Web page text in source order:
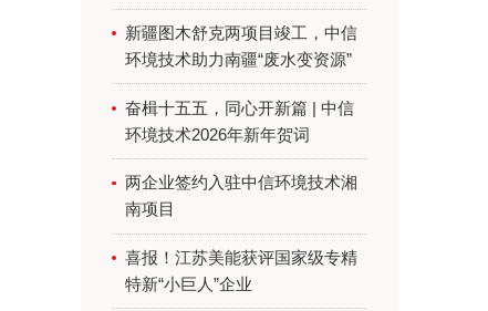
创意赛道最高奖
新疆图木舒克两项目竣工，中信
环境技术助力南疆“废水变资源”
奋楫十五五，同心开新篇 | 中信
环境技术2026年新年贺词
两企业签约入驻中信环境技术湘
南项目
喜报！江苏美能获评国家级专精
特新“小巨人”企业